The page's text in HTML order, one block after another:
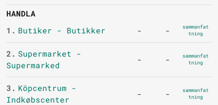
HANDLA
1. Butiker - Butikker - -
sammanfat
tning
2. Supermarket -
Supermarked
- -
sammanfat
tning
3. Köpcentrum -
Indkøbscenter
- -
sammanfat
tning